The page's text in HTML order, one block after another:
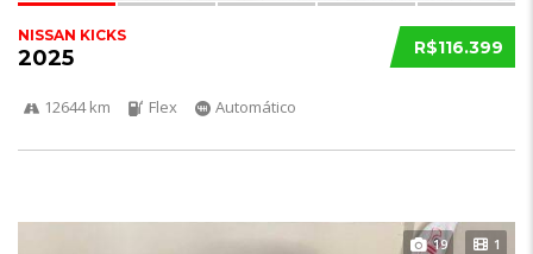
R$116.399
NISSAN KICKS
2025
12644 km Flex Automático
19 1